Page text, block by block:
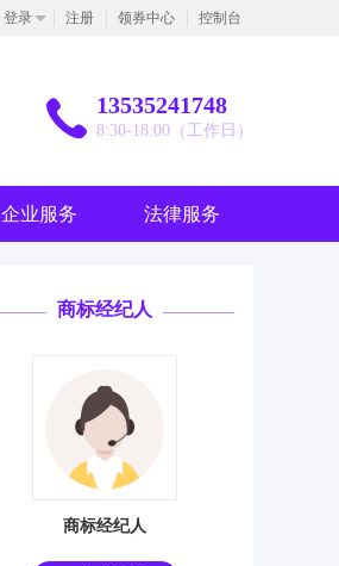
登录 注册 领券中心 控制台
13535241748
8:30-18:00（工作日）
企业服务 法律服务
商标经纪人
商标经纪人